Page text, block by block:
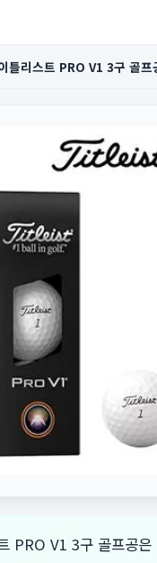
틀리스트 PRO V1 3구 골프
PRO V1 3구 골프공